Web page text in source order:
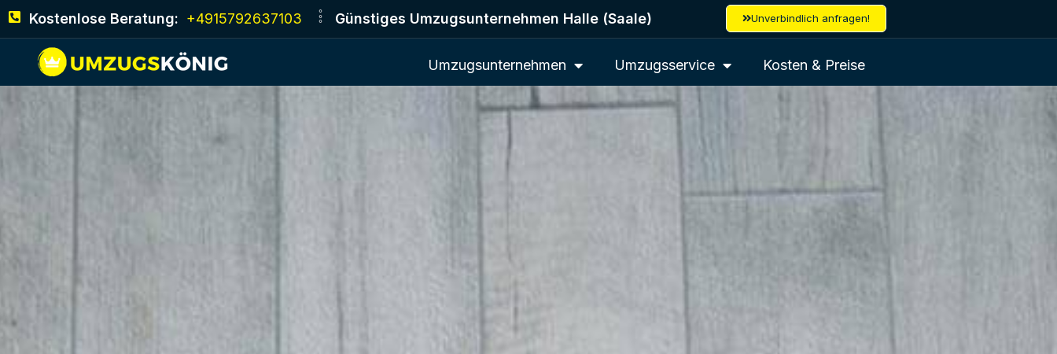
Kostenlose Beratung: +4915792637103 Günstiges Umzugsunternehmen Halle (Saale) Unverbindlich anfragen!
Umzugsunternehmen Umzugsservice Kosten & Preise